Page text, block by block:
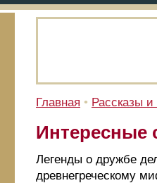
Главная • Рассказы и
Интересные
Легенды о дружбе
древнегреческому